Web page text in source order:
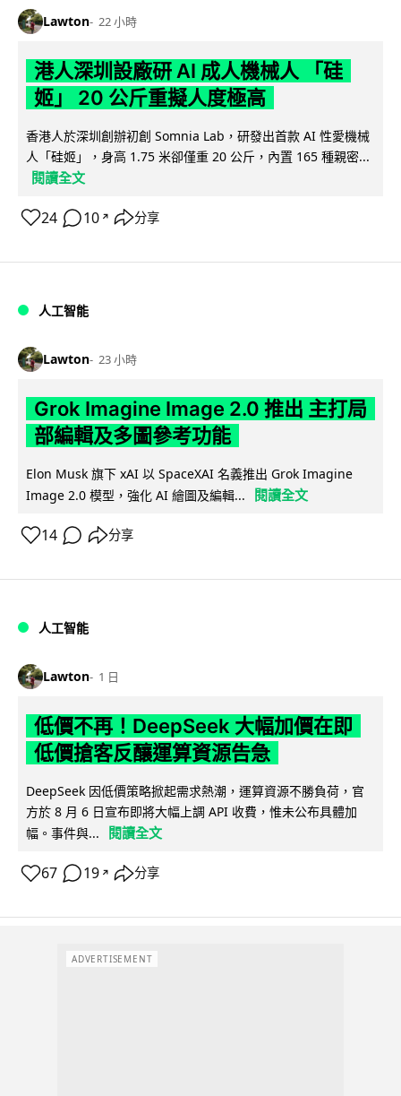
Lawton 22 小時
港人深圳設廠研 AI 成人機械人 「硅
姬」 20 公斤重擬人度極高
香港人於深圳創辦初創 Somnia Lab，研發出首款 AI 性愛機械
人「硅姬」，身高 1.75 米卻僅重 20 公斤，內置 165 種親密...
閱讀全文
24 10 ↗ 分享
人工智能
Lawton 23 小時
Grok Imagine Image 2.0 推出 主打局
部編輯及多圖參考功能
Elon Musk 旗下 xAI 以 SpaceXAI 名義推出 Grok Imagine
Image 2.0 模型，強化 AI 繪圖及編輯...
閱讀全文
14 分享
人工智能
Lawton 1 日
低價不再！DeepSeek 大幅加價在即
低價搶客反釀運算資源告急
DeepSeek 因低價策略掀起需求熱潮，運算資源不勝負荷，官
方於 8 月 6 日宣布即將大幅上調 API 收費，惟未公布具體加
幅。事件與...
閱讀全文
67 19 ↗ 分享
ADVERTISEMENT